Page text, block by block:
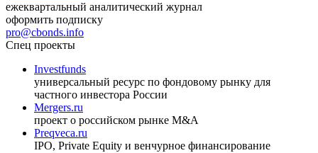
ежеквартальный аналитический журнал
оформить подписку
pro@cbonds.info
Спец проекты
Investfunds
универсальный ресурс по фондовому рынку для
частного инвестора России
Mergers.ru
проект о российском рынке M&A
Preqveca.ru
IPO, Private Equity и венчурное финансирование